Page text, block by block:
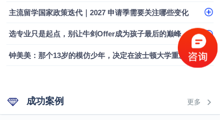
主流留学国家政策迭代｜2027 申请季需要关注哪些变化
选专业只是起点，别让牛剑Offer成为孩子最后的巅峰
钟美美：那个13岁的模仿少年，决定在波士顿大学重新定义自己
成功案例 更多